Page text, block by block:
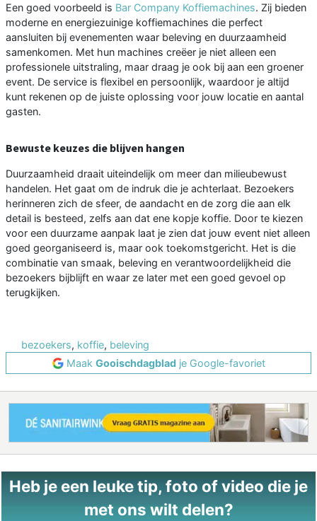
Een goed voorbeeld is Bar Company Koffiemachines. Zij bieden
moderne en energiezuinige koffiemachines die perfect
aansluiten bij evenementen waar beleving en duurzaamheid
samenkomen. Met hun machines creëer je niet alleen een
professionele uitstraling, maar draag je ook bij aan een groener
event. De service is flexibel en persoonlijk, waardoor je altijd
kunt rekenen op de juiste oplossing voor jouw locatie en aantal
gasten.
Bewuste keuzes die blijven hangen
Duurzaamheid draait uiteindelijk om meer dan milieubewust
handelen. Het gaat om de indruk die je achterlaat. Bezoekers
herinneren zich de sfeer, de aandacht en de zorg die aan elk
detail is besteed, zelfs aan dat ene kopje koffie. Door te kiezen
voor een duurzame aanpak laat je zien dat jouw event niet alleen
goed georganiseerd is, maar ook toekomstgericht. Het is die
combinatie van smaak, beleving en verantwoordelijkheid die
bezoekers bijblijft en waar ze later met een goed gevoel op
terugkijken.
bezoekers, koffie, beleving
Maak Gooischdagbladje Google-favoriet
Heb je een leuke tip, foto of video die je
met ons wilt delen?